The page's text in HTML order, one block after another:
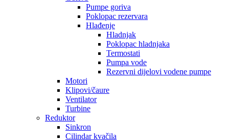
Pumpe goriva
Poklopac rezervara
Hlađenje
Hladnjak
Poklopac hladnjaka
Termostati
Pumpa vode
Rezervni dijelovi vodene pumpe
Motori
Klipovi/čaure
Ventilator
Turbine
Reduktor
Sinkron
Cilindar kvačila